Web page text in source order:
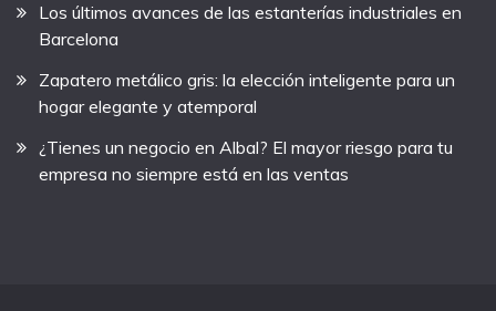
Los últimos avances de las estanterías industriales en
Barcelona
Zapatero metálico gris: la elección inteligente para un
hogar elegante y atemporal
¿Tienes un negocio en Albal? El mayor riesgo para tu
empresa no siempre está en las ventas